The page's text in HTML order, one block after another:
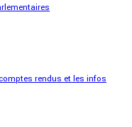
rendus et les infos